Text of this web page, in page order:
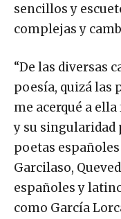
sencillos y
complejas y
“De las diversas
poesía, quizá las
me acerqué a
y su singularidad
poetas
Garcilaso,
españoles y
como García